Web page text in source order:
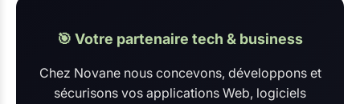
🎯 Votre partenaire tech & business
Chez Novane nous concevons, développons et
sécurisons vos applications Web, logiciels